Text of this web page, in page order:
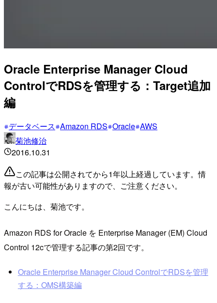
Oracle Enterprise Manager Cloud
ControlでRDSを管理する：Target追加
編
データベース Amazon RDS Oracle AWS
菊池修治
2016.10.31
この記事は公開されてから1年以上経過しています。情
報が古い可能性がありますので、ご注意ください。
こんにちは、菊池です。
Amazon RDS for Oracle を Enterprise Manager (EM) Cloud
Control 12cで管理する記事の第2回です。
Oracle Enterprise Manager Cloud ControlでRDSを管理
する：OMS構築編